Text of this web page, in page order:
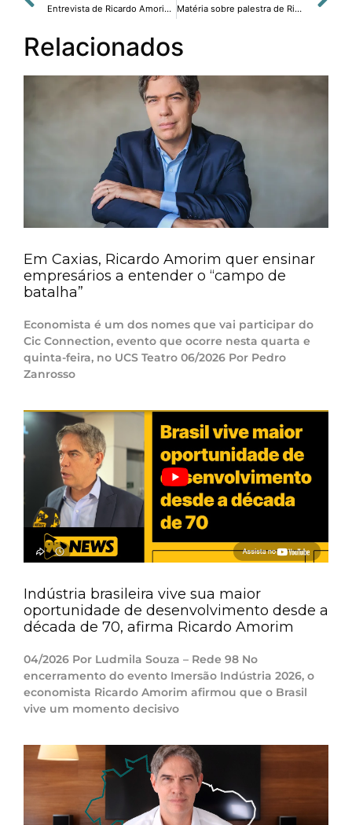
Entrevista de Ricardo Amorim à Globonews sobre a importância da realeza para a economia britânica. Matéria sobre palestra de Ricardo Amorim: novas oportunidades e novos desafios.
Relacionados
Em Caxias, Ricardo Amorim quer ensinar
empresários a entender o “campo de
batalha”
Economista é um dos nomes que vai participar do
Cic Connection, evento que ocorre nesta quarta e
quinta-feira, no UCS Teatro 06/2026 Por Pedro
Zanrosso
Indústria brasileira vive sua maior
oportunidade de desenvolvimento desde a
década de 70, afirma Ricardo Amorim
04/2026 Por Ludmila Souza – Rede 98 No
encerramento do evento Imersão Indústria 2026, o
economista Ricardo Amorim afirmou que o Brasil
vive um momento decisivo